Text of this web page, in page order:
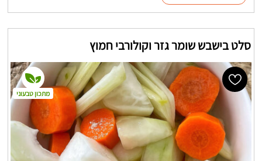
סלט בישבש שומר גזר וקולורבי חמוץ
מתכון טבעוני